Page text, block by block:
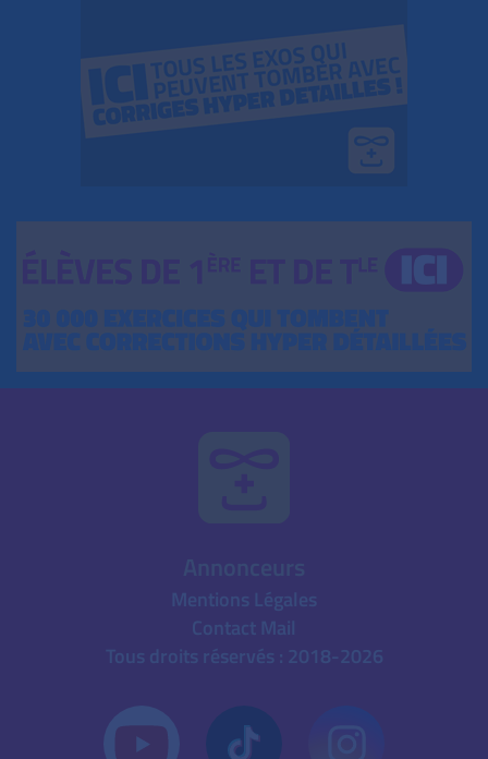
Mentions Légales
Contact Mail
Tous droits réservés : 2018-2026